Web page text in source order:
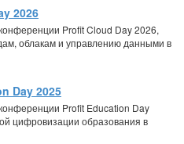
2026
Profit Cloud Day 2026,
облакам и управлению данными в
Day 2025
Profit Education Day
цифровизации образования в